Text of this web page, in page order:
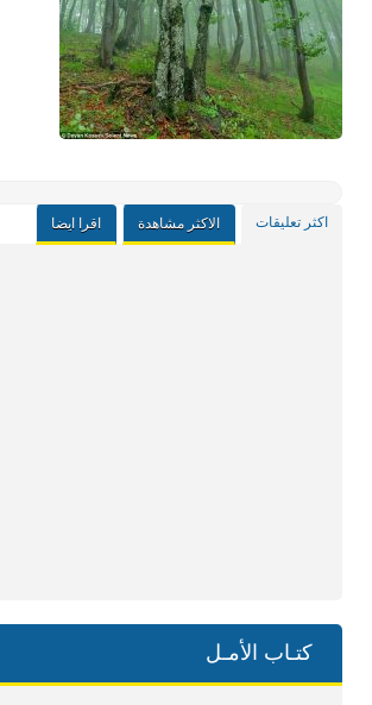
اكثر تعليقات الاكثر مشاهدة اقرا ايضا
كتـاب الأمـل